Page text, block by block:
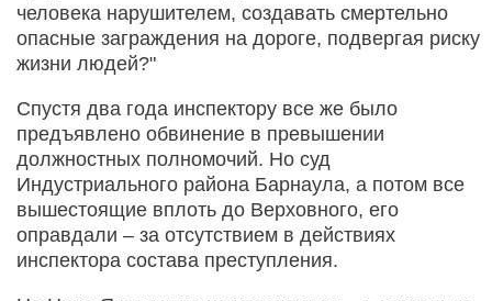
человека нарушителем, создавать смертельно
опасные заграждения на дороге, подвергая риску
жизни людей?"
Спустя два года инспектору все же было
предъявлено обвинение в превышении
должностных полномочий. Но суд
Индустриального района Барнаула, а потом все
вышестоящие вплоть до Верховного, его
оправдали – за отсутствием в действиях
инспектора состава преступления.